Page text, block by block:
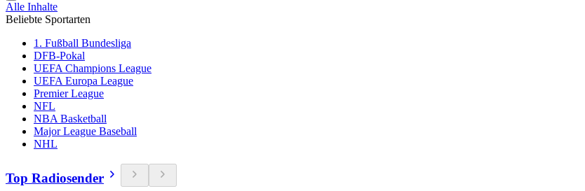
Alle Inhalte
Beliebte Sportarten
1. Fußball Bundesliga
DFB-Pokal
UEFA Champions League
UEFA Europa League
Premier League
NFL
NBA Basketball
Major League Baseball
NHL
Top Radiosender